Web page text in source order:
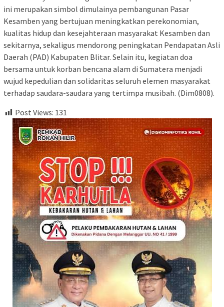
ini merupakan simbol dimulainya pembangunan Pasar
Kesamben yang bertujuan meningkatkan perekonomian,
kualitas hidup dan kesejahteraan masyarakat Kesamben dan
sekitarnya, sekaligus mendorong peningkatan Pendapatan Asli
Daerah (PAD) Kabupaten Blitar. Selain itu, kegiatan doa
bersama untuk korban bencana alam di Sumatera menjadi
wujud kepedulian dan solidaritas seluruh elemen masyarakat
terhadap saudara-saudara yang tertimpa musibah. (Dim0808).
Post Views: 131